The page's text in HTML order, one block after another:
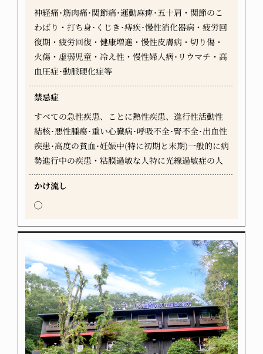
神経痛･筋肉痛･関節痛･運動麻痺･五十肩・関節のこ
わばり・打ち身･くじき･痔疾･慢性消化器病・疲労回
復期・疲労回復・健康増進・慢性皮膚病・切り傷・
火傷・虚弱児童・冷え性・慢性婦人病･リウマチ・高
血圧症･動脈硬化症等
禁忌症
すべての急性疾患、ことに熱性疾患、進行性活動性
結核･悪性腫瘍･重い心臓病･呼吸不全･腎不全･出血性
疾患･高度の貧血･妊娠中(特に初期と末期)一般的に病
勢進行中の疾患・粘膜過敏な人特に光線過敏症の人
かけ流し
◯